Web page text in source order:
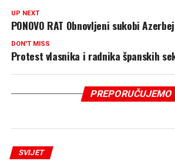
UP NEXT
PONOVO RAT Obnovljeni sukobi
DON'T MISS
Protest vlasnika i radnika španskih
PREPORUČUJEMO
SVIJET